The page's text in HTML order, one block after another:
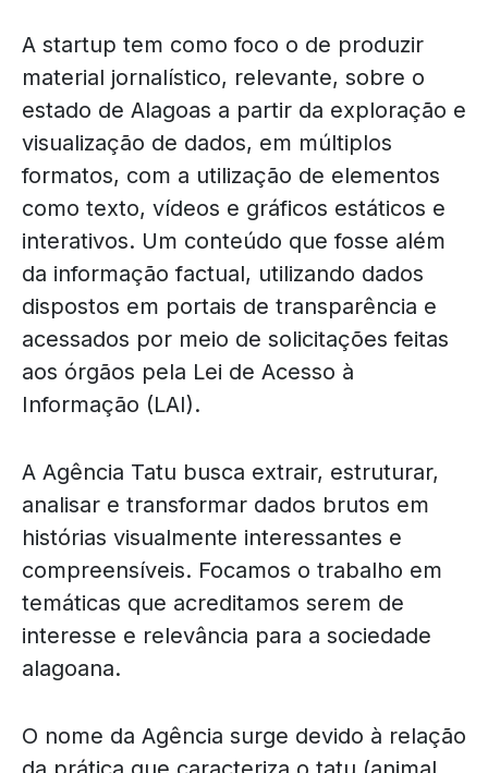
A startup tem como foco o de produzir
material jornalístico, relevante, sobre o
estado de Alagoas a partir da exploração e
visualização de dados, em múltiplos
formatos, com a utilização de elementos
como texto, vídeos e gráficos estáticos e
interativos. Um conteúdo que fosse além
da informação factual, utilizando dados
dispostos em portais de transparência e
acessados por meio de solicitações feitas
aos órgãos pela Lei de Acesso à
Informação (LAI).
A Agência Tatu busca extrair, estruturar,
analisar e transformar dados brutos em
histórias visualmente interessantes e
compreensíveis. Focamos o trabalho em
temáticas que acreditamos serem de
interesse e relevância para a sociedade
alagoana.
O nome da Agência surge devido à relação